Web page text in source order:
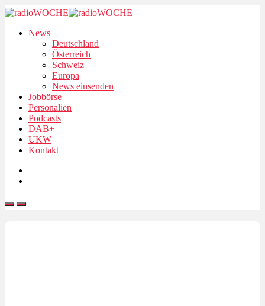
News
Deutschland
Österreich
Schweiz
Europa
News einsenden
Jobbörse
Personalien
Podcasts
DAB+
UKW
Kontakt